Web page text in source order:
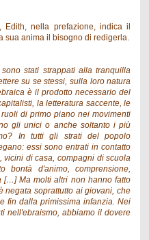
Edith, nella prefazione, indica il
sua anima il bisogno di redigerla.
stati strappati alla tranquilla
su se stessi, sulla loro natura
è il prodotto necessario del
la letteratura saccente, le
di primo piano nei movimenti
gli unici o anche soltanto i più
In tutti gli strati del popolo
essi sono entrati in contatto
vicini di casa, compagni di scuola
d'animo, comprensione,
[…] Ma molti altri non hanno fatto
negata soprattutto ai giovani, che
fin dalla primissima infanzia. Nei
nell'ebraismo, abbiamo il dovere